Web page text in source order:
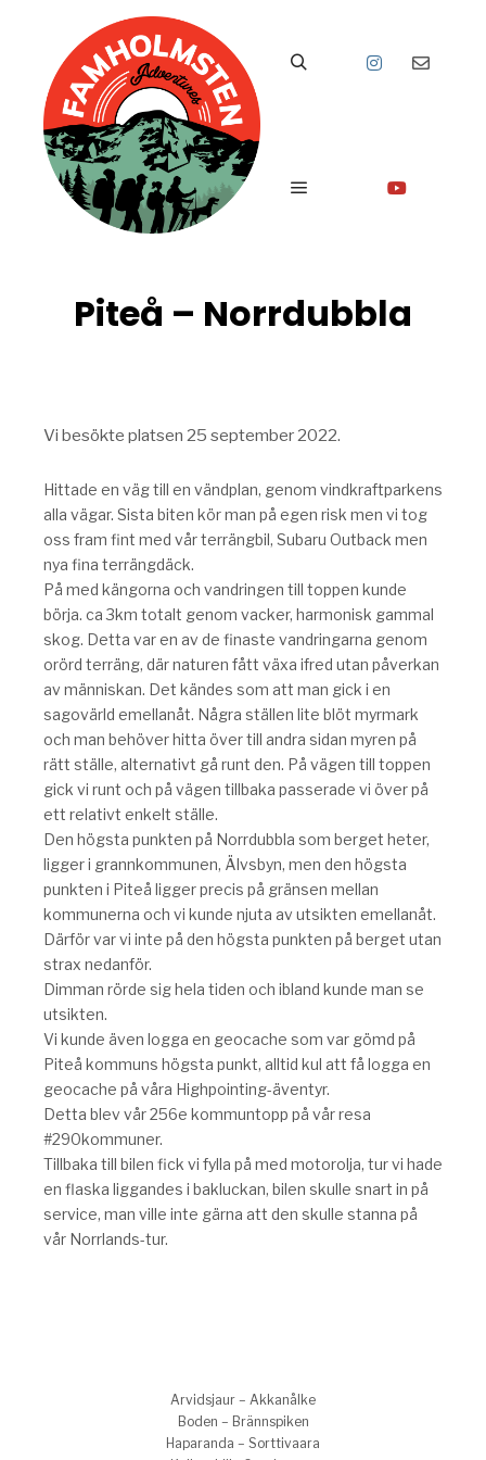
Piteå – Norrdubbla
Vi besökte platsen 25 september 2022.
Hittade en väg till en vändplan, genom vindkraftparkens
alla vägar. Sista biten kör man på egen risk men vi tog
oss fram fint med vår terrängbil, Subaru Outback men
nya fina terrängdäck.
På med kängorna och vandringen till toppen kunde
börja. ca 3km totalt genom vacker, harmonisk gammal
skog. Detta var en av de finaste vandringarna genom
orörd terräng, där naturen fått växa ifred utan påverkan
av människan. Det kändes som att man gick i en
sagovärld emellanåt. Några ställen lite blöt myrmark
och man behöver hitta över till andra sidan myren på
rätt ställe, alternativt gå runt den. På vägen till toppen
gick vi runt och på vägen tillbaka passerade vi över på
ett relativt enkelt ställe.
Den högsta punkten på Norrdubbla som berget heter,
ligger i grannkommunen, Älvsbyn, men den högsta
punkten i Piteå ligger precis på gränsen mellan
kommunerna och vi kunde njuta av utsikten emellanåt.
Därför var vi inte på den högsta punkten på berget utan
strax nedanför.
Dimman rörde sig hela tiden och ibland kunde man se
utsikten.
Vi kunde även logga en geocache som var gömd på
Piteå kommuns högsta punkt, alltid kul att få logga en
geocache på våra Highpointing-äventyr.
Detta blev vår 256e kommuntopp på vår resa
#290kommuner.
Tillbaka till bilen fick vi fylla på med motorolja, tur vi hade
en flaska liggandes i bakluckan, bilen skulle snart in på
service, man ville inte gärna att den skulle stanna på
vår Norrlands-tur.
Arvidsjaur – Akkanålke
Boden – Brännspiken
Haparanda – Sorttivaara